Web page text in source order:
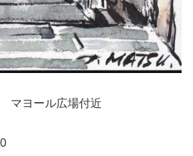
ヨール広場付近